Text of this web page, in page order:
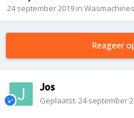
24 september 2019 in
Reageer
Jos
Geplaatst: 24 september